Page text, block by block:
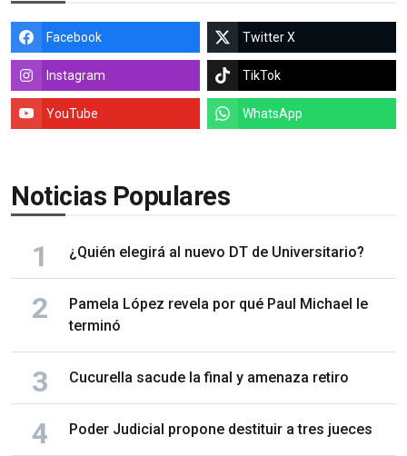
Facebook Twitter X
Instagram TikTok
YouTube WhatsApp
Noticias Populares
¿Quién elegirá al nuevo DT de Universitario?
Pamela López revela por qué Paul Michael le
terminó
Cucurella sacude la final y amenaza retiro
Poder Judicial propone destituir a tres jueces